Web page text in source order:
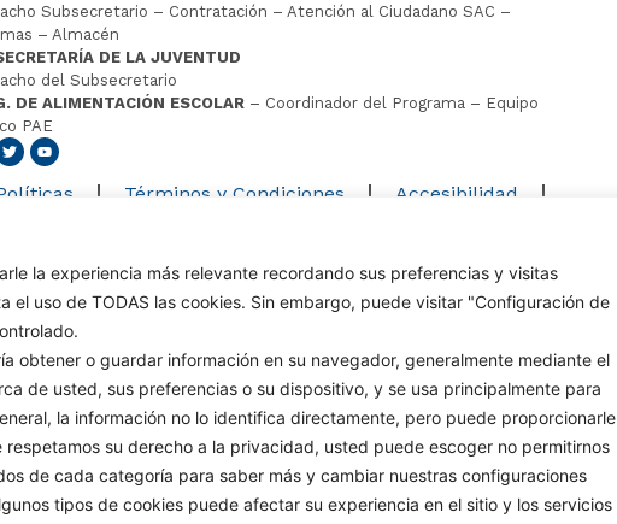
la experiencia más relevante recordando sus preferencias y visitas
uso de TODAS las cookies. Sin embargo, puede visitar "Configuración de
obtener o guardar información en su navegador, generalmente mediante el
de usted, sus preferencias o su dispositivo, y se usa principalmente para
la información no lo identifica directamente, pero puede proporcionarle
su derecho a la privacidad, usted puede escoger no permitirnos
de cada categoría para saber más y cambiar nuestras configuraciones
tipos de cookies puede afectar su experiencia en el sitio y los servicios
Subsecretario – Contratación – Atención al Ciudadano SAC –
– Almacén
DE LA JUVENTUD
del Subsecretario
DE ALIMENTACIÓN ESCOLAR– Coordinador del Programa – Equipo
PAE
Términos y Condiciones Accesibilidad
2021 – Todos los derechos reservados Alcaldía de Cúcuta